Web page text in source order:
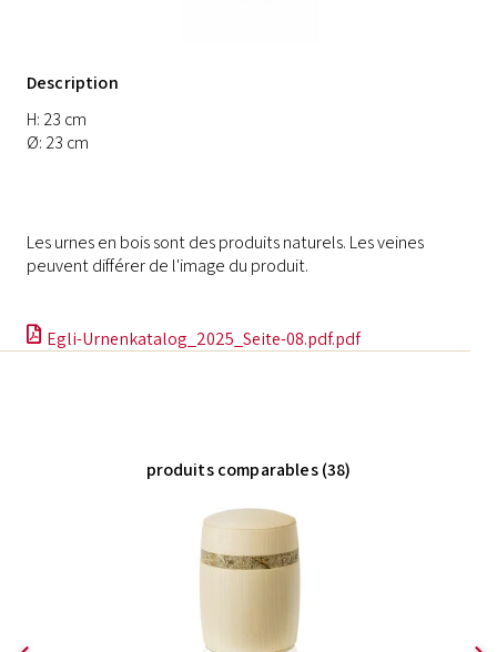
Description
H: 23 cm
Ø: 23 cm
Les urnes en bois sont des produits naturels. Les veines
peuvent différer de l'image du produit.
Egli-Urnenkatalog_2025_Seite-08.pdf.pdf
produits comparables (38)